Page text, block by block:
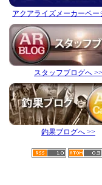
アクアライズメーカーペー
スタッフブログへ >>
釣果ブログへ >>